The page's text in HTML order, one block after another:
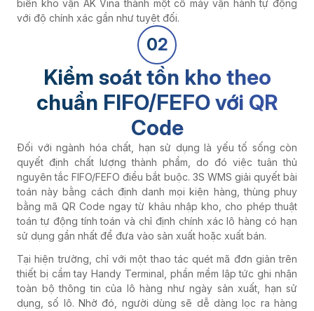
biến kho vận AK Vina thành một cỗ máy vận hành tự động
với độ chính xác gần như tuyệt đối.
02
Kiểm soát tồn kho theo
chuẩn FIFO/FEFO với QR
Code
Đối với ngành hóa chất, hạn sử dụng là yếu tố sống còn
quyết định chất lượng thành phẩm, do đó việc tuân thủ
nguyên tắc FIFO/FEFO điều bắt buộc. 3S WMS giải quyết bài
toán này bằng cách định danh mọi kiện hàng, thùng phuy
bằng mã QR Code ngay từ khâu nhập kho, cho phép thuật
toán tự động tính toán và chỉ định chính xác lô hàng có hạn
sử dụng gần nhất để đưa vào sản xuất hoặc xuất bán.
Tại hiện trường, chỉ với một thao tác quét mã đơn giản trên
thiết bị cầm tay Handy Terminal, phần mềm lập tức ghi nhận
toàn bộ thông tin của lô hàng như ngày sản xuất, hạn sử
dụng, số lô. Nhờ đó, người dùng sẽ dễ dàng lọc ra hàng